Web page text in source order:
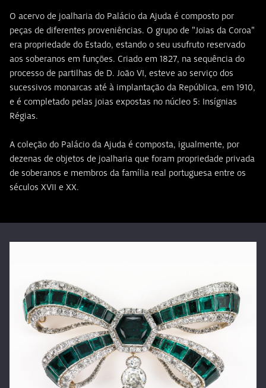
O acervo de joalharia do Palácio da Ajuda é composto por
peças de diferentes proveniências. O grupo de "Joias da Coroa"
era propriedade do Estado, estando o seu usufruto reservado
aos soberanos em funções. Criado em 1827, na sequência do
processo de partilhas de D. João VI, esteve ao serviço dos
sucessivos monarcas até à implantação da República, em 1910,
e é completado pelas joias expostas no núcleo 5: Insígnias
Régias.
A coleção do Palácio da Ajuda é composta, igualmente, por
dezenas de objetos de joalharia que foram propriedade privada
de soberanos e membros da família real portuguesa entre os
séculos XVII e XX.